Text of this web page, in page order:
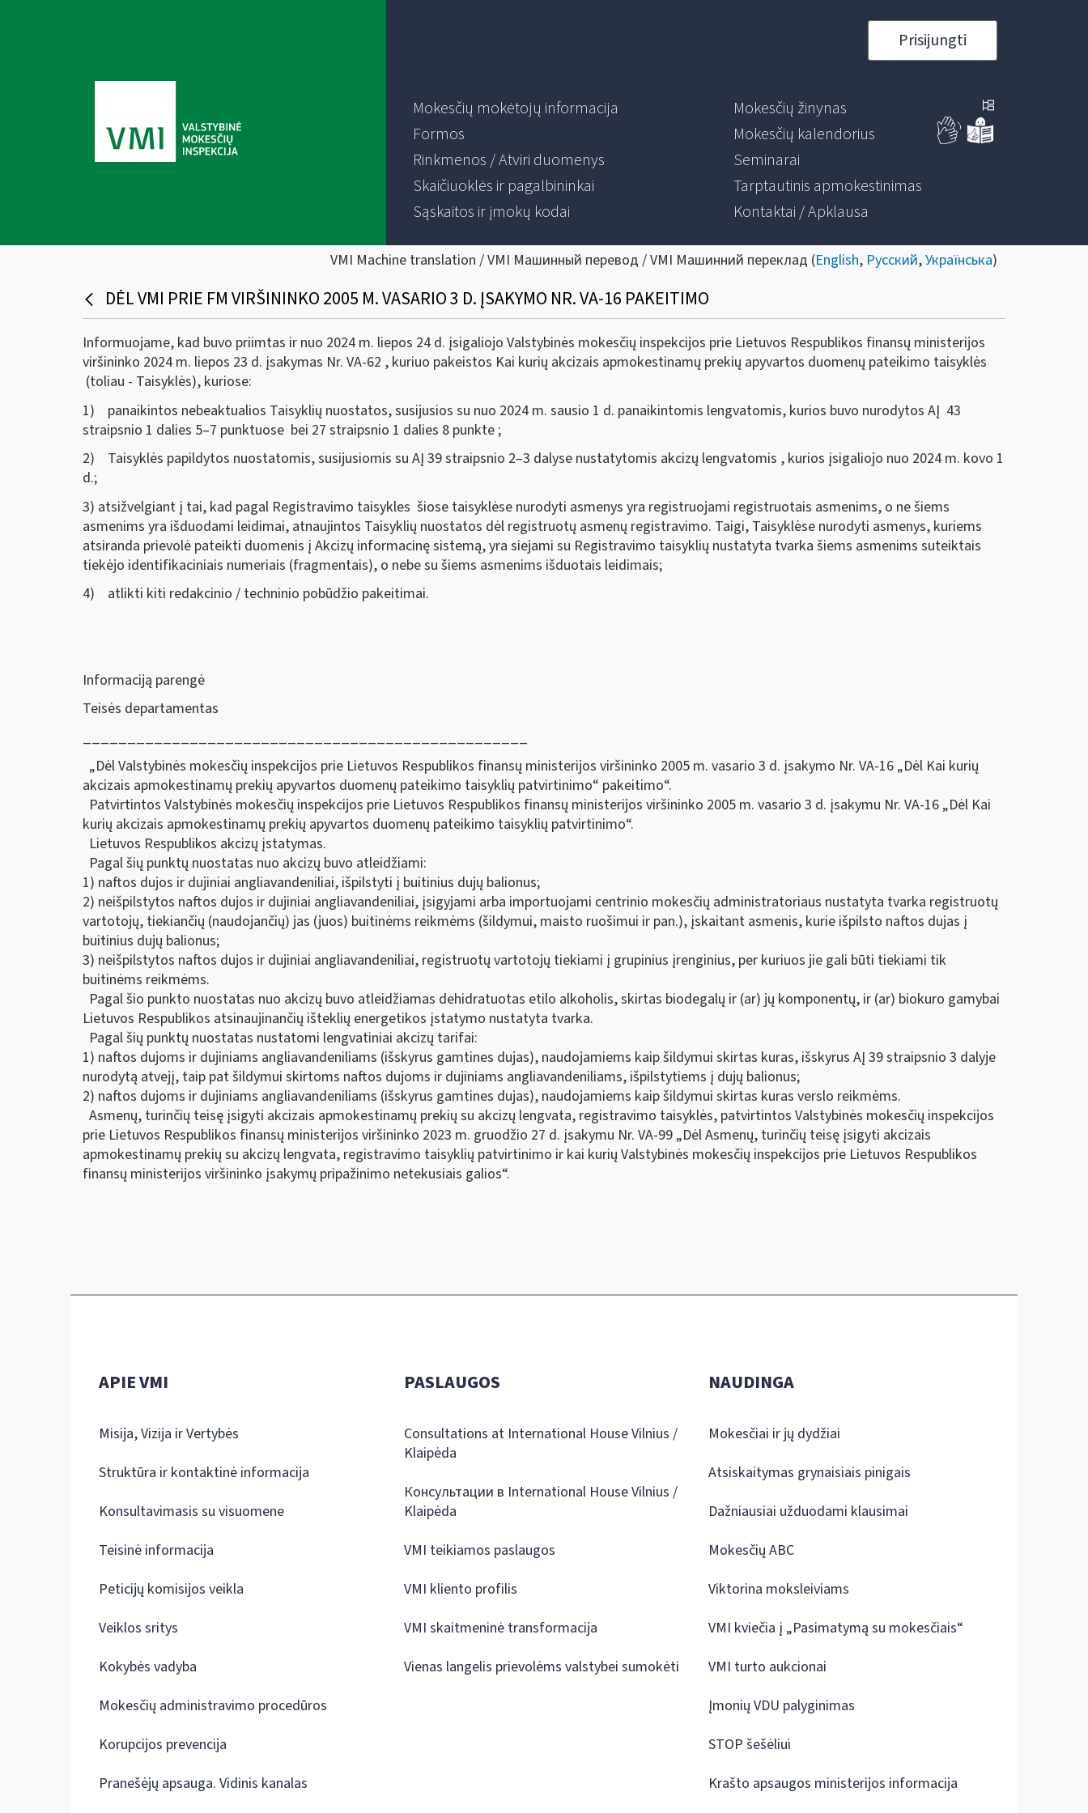
Prisijungti
Mokesčių mokėtojų informacija
Formos
Rinkmenos / Atviri duomenys
Skaičiuoklės ir pagalbininkai
Sąskaitos ir įmokų kodai
Mokesčių žinynas
Mokesčių kalendorius
Seminarai
Tarptautinis apmokestinimas
Kontaktai / Apklausa
VMI Machine translation / VMI Машинный перевод / VMI Машинний переклад (English, Русский,Українська)
DĖL VMI PRIE FM VIRŠININKO 2005 M. VASARIO 3 D. ĮSAKYMO NR. VA-16 PAKEITIMO
Informuojame, kad buvo priimtas ir nuo 2024 m. liepos 24 d. įsigaliojo Valstybinės mokesčių inspekcijos prie Lietuvos Respublikos finansų ministerijos
viršininko 2024 m. liepos 23 d. įsakymas Nr. VA-62 , kuriuo pakeistos Kai kurių akcizais apmokestinamų prekių apyvartos duomenų pateikimo taisyklės
(toliau - Taisyklės), kuriose:
1) panaikintos nebeaktualios Taisyklių nuostatos, susijusios su nuo 2024 m. sausio 1 d. panaikintomis lengvatomis, kurios buvo nurodytos AĮ 43
straipsnio 1 dalies 5–7 punktuose bei 27 straipsnio 1 dalies 8 punkte ;
2) Taisyklės papildytos nuostatomis, susijusiomis su AĮ 39 straipsnio 2–3 dalyse nustatytomis akcizų lengvatomis , kurios įsigaliojo nuo 2024 m. kovo 1
d.;
3) atsižvelgiant į tai, kad pagal Registravimo taisykles šiose taisyklėse nurodyti asmenys yra registruojami registruotais asmenims, o ne šiems
asmenims yra išduodami leidimai, atnaujintos Taisyklių nuostatos dėl registruotų asmenų registravimo. Taigi, Taisyklėse nurodyti asmenys, kuriems
atsiranda prievolė pateikti duomenis į Akcizų informacinę sistemą, yra siejami su Registravimo taisyklių nustatyta tvarka šiems asmenims suteiktais
tiekėjo identifikaciniais numeriais (fragmentais), o nebe su šiems asmenims išduotais leidimais;
4) atlikti kiti redakcinio / techninio pobūdžio pakeitimai.
Informaciją parengė
Teisės departamentas
„Dėl Valstybinės mokesčių inspekcijos prie Lietuvos Respublikos finansų ministerijos viršininko 2005 m. vasario 3 d. įsakymo Nr. VA-16 „Dėl Kai kurių
akcizais apmokestinamų prekių apyvartos duomenų pateikimo taisyklių patvirtinimo“ pakeitimo“.
Patvirtintos Valstybinės mokesčių inspekcijos prie Lietuvos Respublikos finansų ministerijos viršininko 2005 m. vasario 3 d. įsakymu Nr. VA-16 „Dėl Kai
kurių akcizais apmokestinamų prekių apyvartos duomenų pateikimo taisyklių patvirtinimo“.
Lietuvos Respublikos akcizų įstatymas.
Pagal šių punktų nuostatas nuo akcizų buvo atleidžiami:
1) naftos dujos ir dujiniai angliavandeniliai, išpilstyti į buitinius dujų balionus;
2) neišpilstytos naftos dujos ir dujiniai angliavandeniliai, įsigyjami arba importuojami centrinio mokesčių administratoriaus nustatyta tvarka registruotų
vartotojų, tiekiančių (naudojančių) jas (juos) buitinėms reikmėms (šildymui, maisto ruošimui ir pan.), įskaitant asmenis, kurie išpilsto naftos dujas į
buitinius dujų balionus;
3) neišpilstytos naftos dujos ir dujiniai angliavandeniliai, registruotų vartotojų tiekiami į grupinius įrenginius, per kuriuos jie gali būti tiekiami tik
buitinėms reikmėms.
Pagal šio punkto nuostatas nuo akcizų buvo atleidžiamas dehidratuotas etilo alkoholis, skirtas biodegalų ir (ar) jų komponentų, ir (ar) biokuro gamybai
Lietuvos Respublikos atsinaujinančių išteklių energetikos įstatymo nustatyta tvarka.
Pagal šių punktų nuostatas nustatomi lengvatiniai akcizų tarifai:
1) naftos dujoms ir dujiniams angliavandeniliams (išskyrus gamtines dujas), naudojamiems kaip šildymui skirtas kuras, išskyrus AĮ 39 straipsnio 3 dalyje
nurodytą atvejį, taip pat šildymui skirtoms naftos dujoms ir dujiniams angliavandeniliams, išpilstytiems į dujų balionus;
2) naftos dujoms ir dujiniams angliavandeniliams (išskyrus gamtines dujas), naudojamiems kaip šildymui skirtas kuras verslo reikmėms.
Asmenų, turinčių teisę įsigyti akcizais apmokestinamų prekių su akcizų lengvata, registravimo taisyklės, patvirtintos Valstybinės mokesčių inspekcijos
prie Lietuvos Respublikos finansų ministerijos viršininko 2023 m. gruodžio 27 d. įsakymu Nr. VA-99 „Dėl Asmenų, turinčių teisę įsigyti akcizais
apmokestinamų prekių su akcizų lengvata, registravimo taisyklių patvirtinimo ir kai kurių Valstybinės mokesčių inspekcijos prie Lietuvos Respublikos
finansų ministerijos viršininko įsakymų pripažinimo netekusiais galios“.
APIE VMI
Misija, Vizija ir Vertybės
Struktūra ir kontaktinė informacija
Konsultavimasis su visuomene
Teisinė informacija
Peticijų komisijos veikla
Veiklos sritys
Kokybės vadyba
Mokesčių administravimo procedūros
Korupcijos prevencija
Pranešėjų apsauga. Vidinis kanalas
PASLAUGOS
Consultations at International House Vilnius /
Klaipėda
Консультации в International House Vilnius /
Klaipėda
VMI teikiamos paslaugos
VMI kliento profilis
VMI skaitmeninė transformacija
Vienas langelis prievolėms valstybei sumokėti
NAUDINGA
Mokesčiai ir jų dydžiai
Atsiskaitymas grynaisiais pinigais
Dažniausiai užduodami klausimai
Mokesčių ABC
Viktorina moksleiviams
VMI kviečia į „Pasimatymą su mokesčiais“
VMI turto aukcionai
Įmonių VDU palyginimas
STOP šešėliui
Krašto apsaugos ministerijos informacija